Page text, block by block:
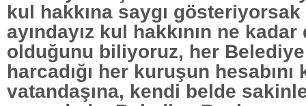
kul hakkına saygı
ayındayız kul hakkının ne
olduğunu biliyoruz, her Belediye
harcadığı her kuruşun hesabını
vatandaşına, kendi belde